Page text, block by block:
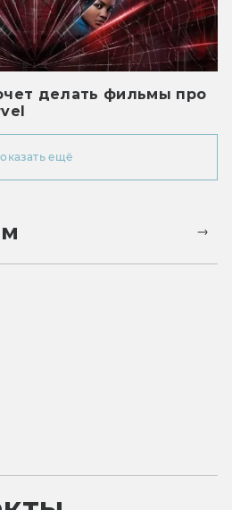
делать фильмы про
ещё